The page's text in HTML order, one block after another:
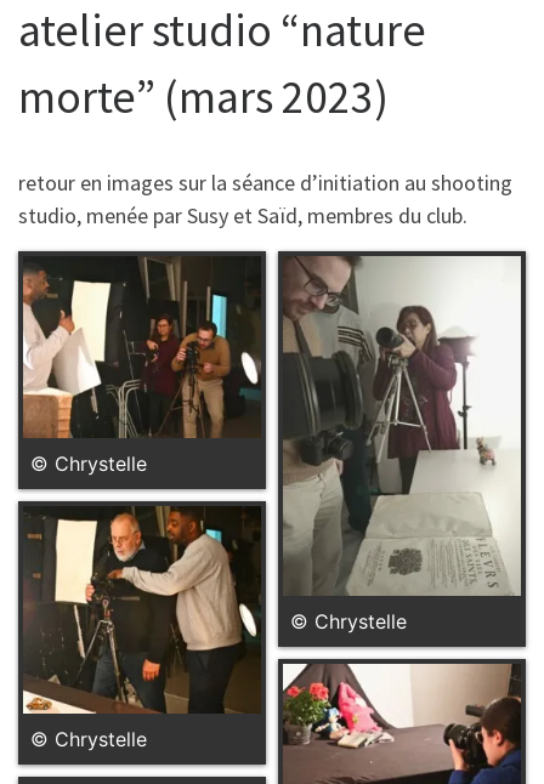
atelier studio “nature
morte” (mars 2023)
retour en images sur la séance d’initiation au shooting
studio, menée par Susy et Saïd, membres du club.
© Chrystelle
© Chrystelle
© Chrystelle